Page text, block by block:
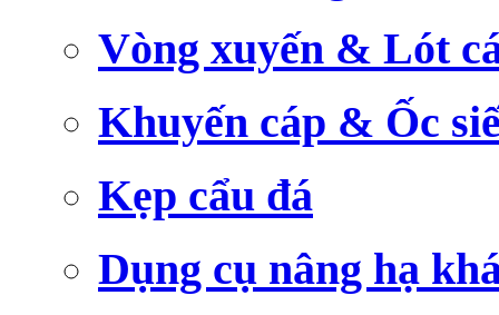
Vòng xuyến & Lót
Khuyến cáp & Ốc
Kẹp cẩu đá
Dụng cụ nâng hạ